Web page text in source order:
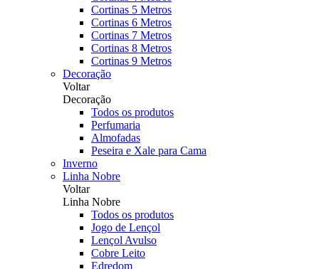
Cortinas 5 Metros
Cortinas 6 Metros
Cortinas 7 Metros
Cortinas 8 Metros
Cortinas 9 Metros
Decoração
Voltar
Decoração
Todos os produtos
Perfumaria
Almofadas
Peseira e Xale para Cama
Inverno
Linha Nobre
Voltar
Linha Nobre
Todos os produtos
Jogo de Lençol
Lençol Avulso
Cobre Leito
Edredom